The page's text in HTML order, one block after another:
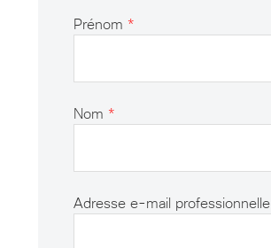
Prénom *
Nom *
Adresse e-mail professionnelle